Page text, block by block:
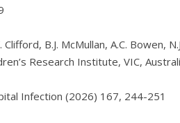
Clifford, B.J. McMullan, A.C. Bowen,
Research Institute, VIC,
Infection (2026) 167, 244-251